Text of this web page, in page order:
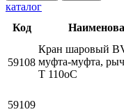
каталог
Код
59108
Кран шаровый
муфта-муфта,
T 110оС
59109